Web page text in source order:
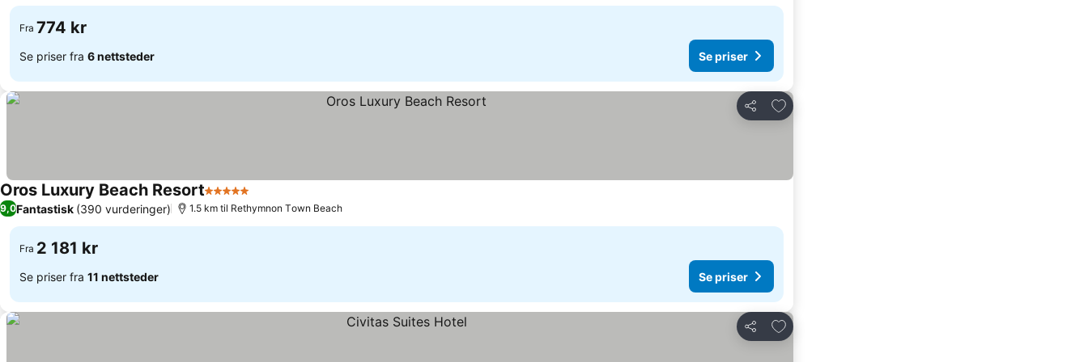
Fra 774 kr
Se priser fra 6 nettsteder Se priser
Del
Legg til i favoritter
Oros Luxury Beach Resort5 Stjerner
9,0Fantastisk (390 vurderinger) 1.5 km til Rethymnon Τown Beach
Fra 2 181 kr
Se priser fra 11 nettsteder Se priser
Del
Legg til i favoritter